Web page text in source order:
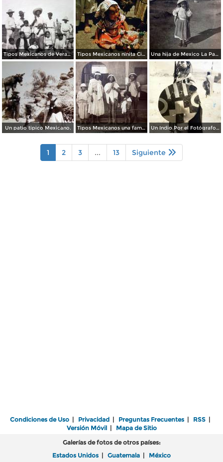
Tipos Mexicanos de Veracruz. Tipos Mexicanos ninita Ciudad de México 1954.. Una hija de Mexico La Parrila Durango 15 de Diciembre de 1907
Un patio tipico Mexicano. Tipos Mexicanos una familia tarahumara. ( Circulada el 22 de Noviembre de 1926 ). Un Indio Por el Fotógrafo Hugo Brehme. ( Circulada el 16 de Enero de 1936 ).
1 2 3 ... 13 Siguiente
Condiciones de Uso | Privacidad | Preguntas Frecuentes | RSS |
Versión Móvil| Mapa de Sitio
Galerías de fotos de otros países:
Estados Unidos | Guatemala | México